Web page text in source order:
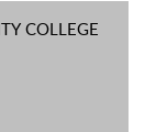
COLLEGE